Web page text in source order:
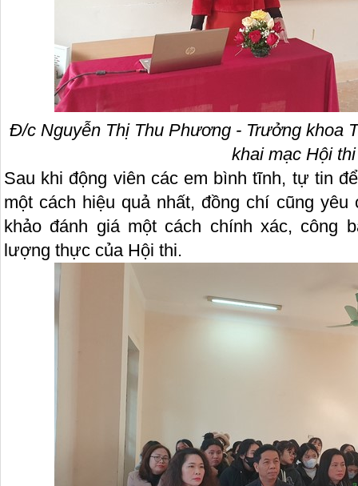
Đ/c Nguyễn Thị Thu Phương - Trưởng khoa
khai mạc Hội thi
Sau khi động viên các em bình tĩnh, tự tin
một cách hiệu quả nhất, đồng chí cũng yêu
khảo đánh giá một cách chính xác, công
lượng thực của Hội thi.